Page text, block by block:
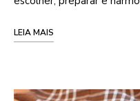
LEIA MAIS